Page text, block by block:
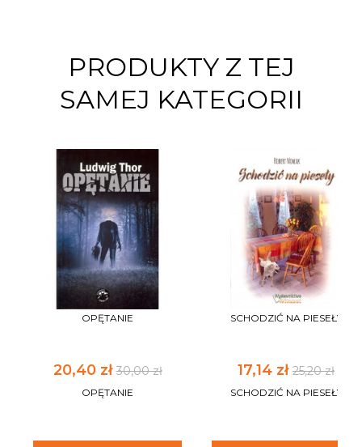
PRODUKTY Z TEJ
SAMEJ KATEGORII
OPĘTANIE
20,40 zł30,00 zł
OPĘTANIE
SCHODZIĆ NA PIESEŁY
17,14 zł 25,20 zł
SCHODZIĆ NA PIESEŁY